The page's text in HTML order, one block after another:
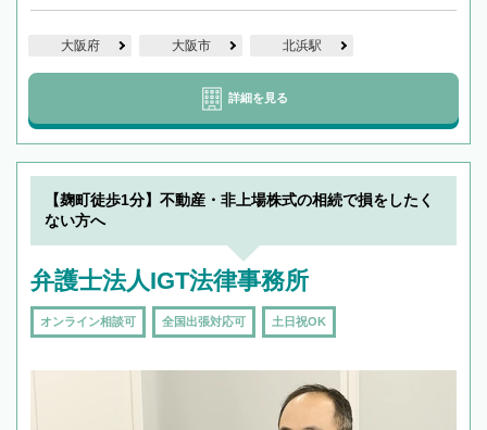
大阪府 大阪市 北浜駅
詳細を見る
【麹町徒歩1分】不動産・非上場株式の相続で損をしたく
ない方へ
弁護士法人IGT法律事務所
オンライン相談可 全国出張対応可 土日祝OK